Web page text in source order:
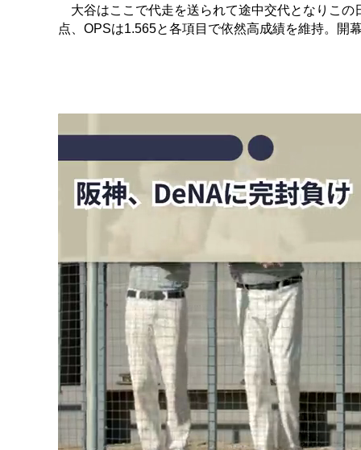
大谷はここで代走を送られて途中交代となりこの
点、OPSは1.565と各項目で依然高成績を維持。開